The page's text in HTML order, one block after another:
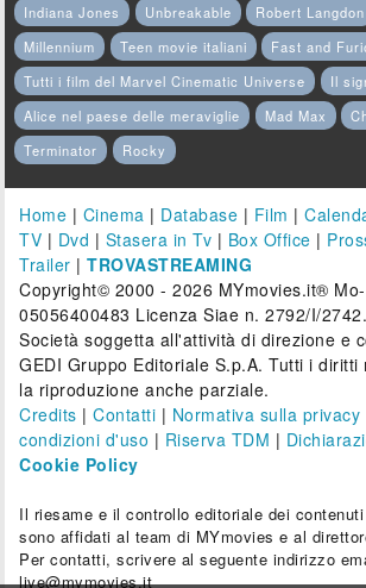
Indiana Jones
Unbreakable Robert Langdon
Millennium
Teen movie italiani
Fast and
Tutti i film del Marvel Cinematic Universe
Il
Alice nel paese delle meraviglie
Mad Max
Terminator
Rocky
Home | Cinema | Database | Film |
TV | Dvd | Stasera in Tv | Box Office |
Trailer |TROVASTREAMING
Copyright© 2000 - 2026 MYmovies.it®
05056400483 Licenza Siae n. 2792/I/2742.
Società soggetta all'attività di direzione e
GEDI Gruppo Editoriale S.p.A. Tutti i
la riproduzione anche parziale.
Credits |Contatti | Normativa sulla privacy
condizioni d'uso | Riserva TDM |
Cookie Policy
Il riesame e il controllo editoriale dei
sono affidati al team di MYmovies e al
Per contatti, scrivere al seguente indirizzo
live@mymovies.it